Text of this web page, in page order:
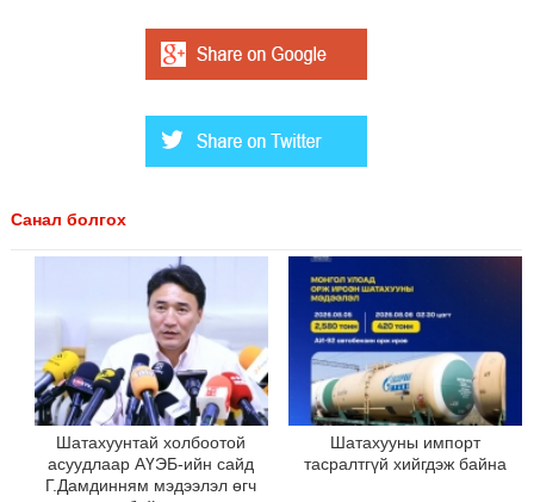
Санал болгох
Шатахуунтай холбоотой
асуудлаар АҮЭБ-ийн сайд
Г.Дамдинням мэдээлэл өгч
Шатахууны импорт
тасралтгүй хийгдэж байна